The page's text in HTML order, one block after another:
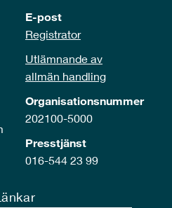
E-post
Registrator
Utlämnande av
allmän handling
Organisationsnummer
202100-5000
Presstjänst
016-544 23 99